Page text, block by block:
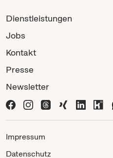
Dienstleistungen
Jobs
Kontakt
Presse
Newsletter
Impressum
Datenschutz